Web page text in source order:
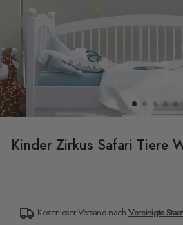
Kinder Zirkus Safari Tiere
Kostenloser Versand nachVereinigte